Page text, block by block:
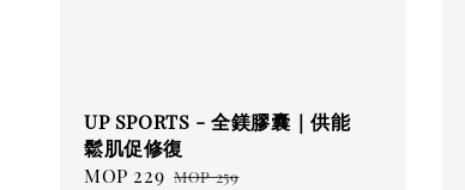
UP SPORTS - 全鎂膠囊｜供能
鬆肌促修復
Sale
MOP 229 Regular
MOP 259